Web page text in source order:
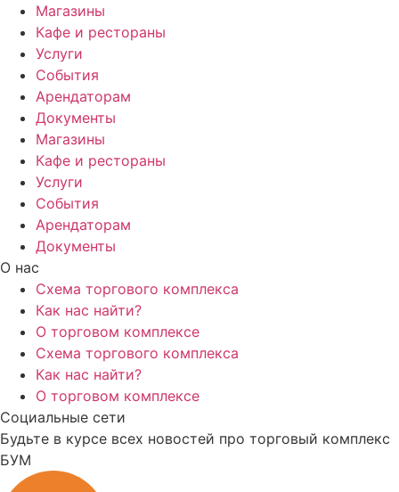
Магазины
Кафе и рестораны
Услуги
События
Арендаторам
Документы
Магазины
Кафе и рестораны
Услуги
События
Арендаторам
Документы
О нас
Схема торгового комплекса
Как нас найти?
О торговом комплексе
Схема торгового комплекса
Как нас найти?
О торговом комплексе
Социальные сети
Будьте в курсе всех новостей про торговый комплекс
БУМ